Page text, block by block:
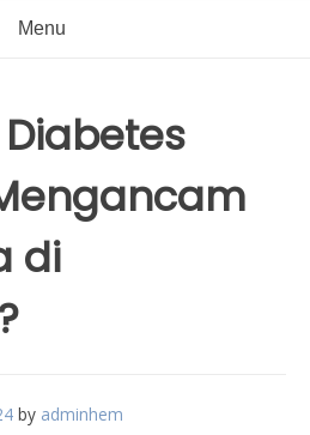
Menu
di
by adminhem